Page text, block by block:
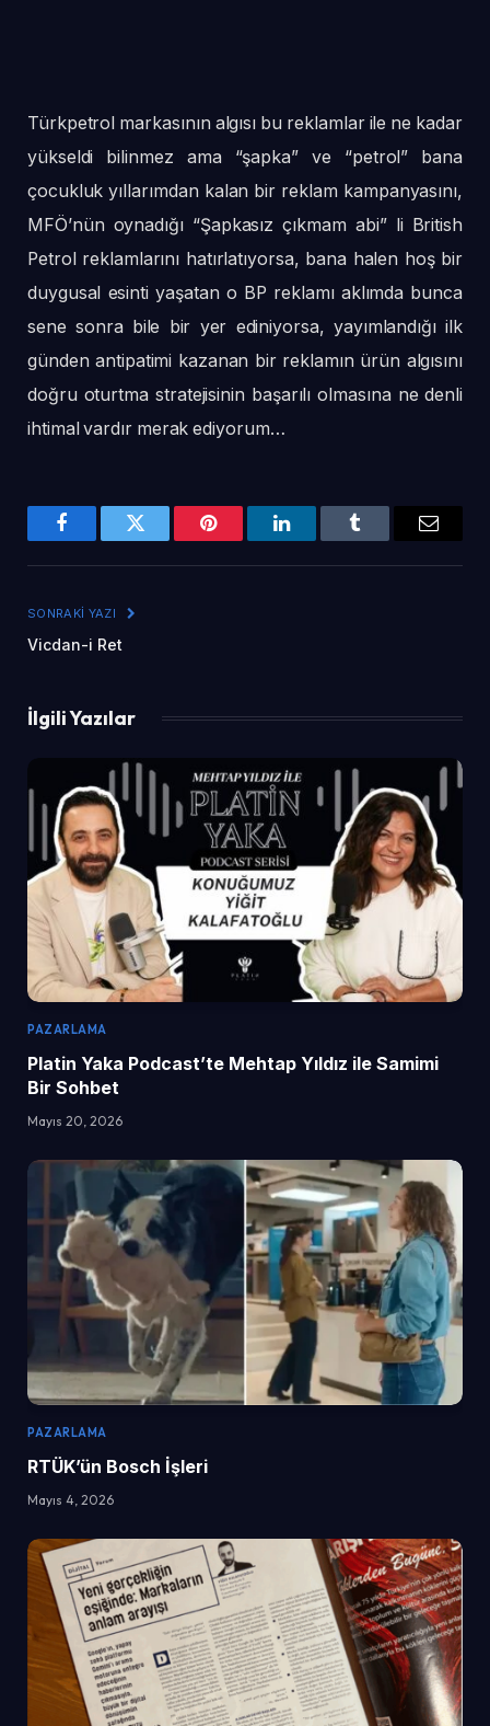
Türkpetrol markasının algısı bu reklamlar ile ne kadar
yükseldi bilinmez ama “şapka” ve “petrol” bana
çocukluk yıllarımdan kalan bir reklam kampanyasını,
MFÖ’nün oynadığı “Şapkasız çıkmam abi” li British
Petrol reklamlarını hatırlatıyorsa, bana halen hoş bir
duygusal esinti yaşatan o BP reklamı aklımda bunca
sene sonra bile bir yer ediniyorsa, yayımlandığı ilk
günden antipatimi kazanan bir reklamın ürün algısını
doğru oturtma stratejisinin başarılı olmasına ne denli
ihtimal vardır merak ediyorum…
FacebookTwitter Pinterest LinkedInTumblr Email
SONRAKI YAZI
Vicdan-i Ret
İlgili Yazılar
PAZARLAMA
Platin Yaka Podcast’te Mehtap Yıldız ile Samimi
Bir Sohbet
Mayıs 20, 2026
PAZARLAMA
RTÜK’ün Bosch İşleri
Mayıs 4, 2026